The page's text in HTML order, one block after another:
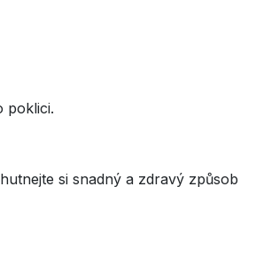
poklici.
si snadný a zdravý způsob